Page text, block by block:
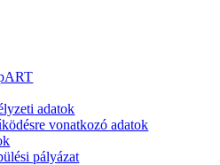
adatok
vonatkozó adatok
pályázat